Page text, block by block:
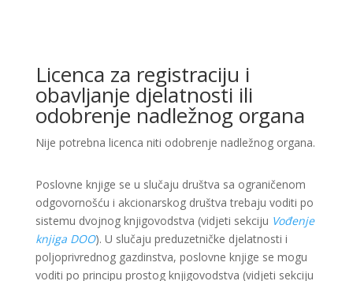
Licenca za registraciju i
obavljanje djelatnosti ili
odobrenje nadležnog organa
Nije potrebna licenca niti odobrenje nadležnog organa.
Poslovne knjige se u slučaju društva sa ograničenom
odgovornošću i akcionarskog društva trebaju voditi po
sistemu dvojnog knjigovodstva (vidjeti sekciju Vođenje
knjiga DOO). U slučaju preduzetničke djelatnosti i
poljoprivrednog gazdinstva, poslovne knjige se mogu
voditi po principu prostog knjigovodstva (vidjeti sekciju